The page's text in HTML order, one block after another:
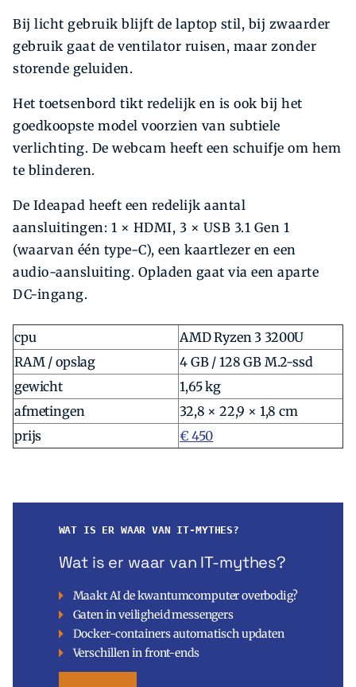
Bij licht gebruik blijft de laptop stil, bij zwaarder
gebruik gaat de ventilator ruisen, maar zonder
storende geluiden.
Het toetsenbord tikt redelijk en is ook bij het
goedkoopste model voorzien van subtiele
verlichting. De webcam heeft een schuifje om hem
te blinderen.
De Ideapad heeft een redelijk aantal
aansluitingen: 1 × HDMI, 3 × USB 3.1 Gen 1
(waarvan één type-C), een kaartlezer en een
audio-­aansluiting. Opladen gaat via een aparte
DC-ingang.
cpu
AMD Ryzen 3 3200U
RAM / opslag
4 GB / 128 GB M.2-ssd
gewicht
1,65 kg
afmetingen
32,8 × 22,9 × 1,8 cm
prijs
€ 450
WAT IS ER WAAR VAN IT-MYTHES?
Wat is er waar van IT-mythes?
Maakt AI de kwantumcomputer overbodig?
Gaten in veiligheid messengers
Docker-containers automatisch updaten
Verschillen in front-ends